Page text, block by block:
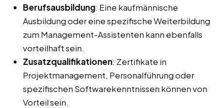
Berufsausbildung: Eine kaufmännische
Ausbildung oder eine spezifische Weiterbildung
zum Management-Assistenten kann ebenfalls
vorteilhaft sein.
Zusatzqualifikationen: Zertifikate in
Projektmanagement, Personalführung oder
spezifischen Softwarekenntnissen können von
Vorteil sein.